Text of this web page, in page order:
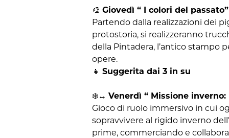
🎨 Giovedì “ I colori del passato”
Partendo dalla realizzazioni dei
protostoria, si realizzeranno
della Pintadera, l’antico stampo
opere.
👧 Suggerita dai 3 in su
❄️↔️ Venerdì “ Missione
Gioco di ruolo immersivo in cui
sopravvivere al rigido inverno
prime, commerciando e